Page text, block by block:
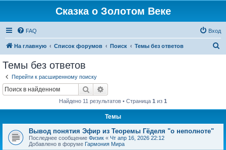
Сказка о Золотом Веке
FAQ Вход
На главную Список форумов Поиск Темы без ответов
Темы без ответов
Перейти к расширенному поиску
Поиск
Найдено 11 результатов • Страница 1 из 1
Темы
Вывод понятия Эфир из Теоремы Гёделя "о неполноте"
Последнее сообщение Физик « Чт апр 16, 2026 22:12
Добавлено в форуме Гармония Мира